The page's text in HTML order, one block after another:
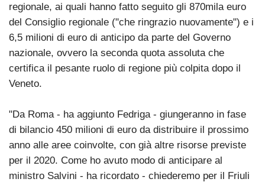
regionale, ai quali hanno fatto seguito gli 870mila euro
del Consiglio regionale ("che ringrazio nuovamente") e i
6,5 milioni di euro di anticipo da parte del Governo
nazionale, ovvero la seconda quota assoluta che
certifica il pesante ruolo di regione più colpita dopo il
Veneto.
"Da Roma - ha aggiunto Fedriga - giungeranno in fase
di bilancio 450 milioni di euro da distribuire il prossimo
anno alle aree coinvolte, con già altre risorse previste
per il 2020. Come ho avuto modo di anticipare al
ministro Salvini - ha ricordato - chiederemo per il Friuli